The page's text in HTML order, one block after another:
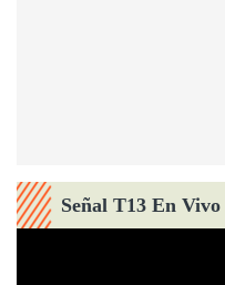
Señal T13 En Vivo